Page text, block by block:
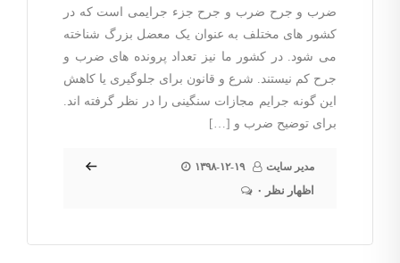
ضرب و جرح ضرب و جرح جزء جرایمی است که در
کشور های مختلف به عنوان یک معضل بزرگ شناخته
می شود. در کشور ما نیز تعداد پرونده های ضرب و
جرح کم نیستند. شرع و قانون برای جلوگیری یا کاهش
این گونه جرایم مجازات سنگینی را در نظر گرفته اند.
برای توضیح ضرب و […]
مدیر سایت ۱۳۹۸-۱۲-۱۹
۰ اظهار نظر